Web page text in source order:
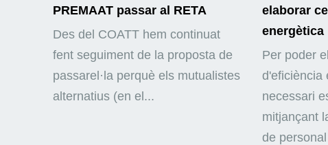
PREMAAT passar al RETA
Des del COATT hem continuat
fent seguiment de la proposta de
passarel·la perquè els mutualistes
alternatius (en el...
elaborar
energètica
Per poder
d'eficiència
necessari
mitjançant
de